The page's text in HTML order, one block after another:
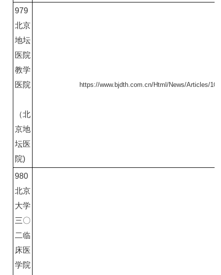
979
北京
地坛
医院
教学
医院
（北
京地
坛医
院)
https://www.bjdth.com.cn/Html/News/Articles/
980
北京
大学
三〇
二临
床医
学院